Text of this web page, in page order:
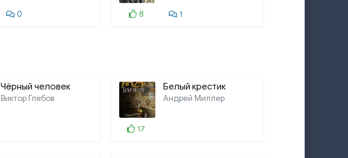
0 8 1
Чёрный человек
Виктор Глебов
Белый крестик
Андрей Миллер
17